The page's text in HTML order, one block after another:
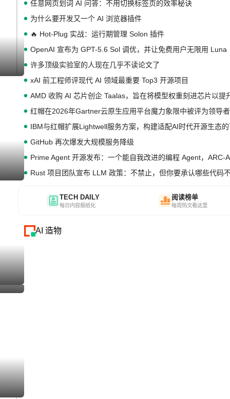
任意网页划词 AI 问答：不用切换标签页的效率秘诀
为什么要开发又一个 AI 浏览器插件
🔥 Hot-Plug 实战：运行期管理 Solon 插件
OpenAI 宣布为 GPT-5.6 Sol 调优，并让免费用户无限用 Luna
许多顶级实验室的人现在几乎不读论文了
xAI 前工程师评现代 AI 领域最重要 Top3 开源项目
AMD 收购 AI 芯片创企 Taalas，旨在将模型权重刻进芯片以提
红帽在2026年Gartner云原生应用平台魔力象限中被评为领导者
IBM与红帽扩展Lightwell服务方案，构建适配AI时代开源生态
GitHub 再次爆发大规模服务降级
Prime Agent 开源发布：一个能自我改进的编程 Agent，ARC-
Rust 项目团队宣布 LLM 政策：不禁止，但你要承认哪些代码
TECH DAILY
每日内容报纸化
阅读榜单
每周热文看这里
AI 造物